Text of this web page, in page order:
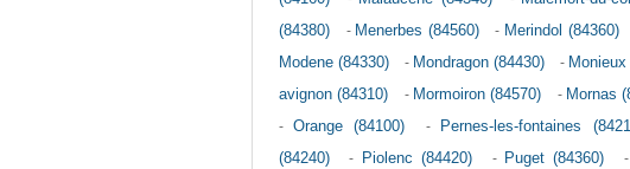
(84380)
- Menerbes (84560) - Merindol (84360)
Modene (84330)
- Mondragon (84430) -
avignon (84310)
- Mormoiron (84570) - Mornas
-Orange (84100) - Pernes-les-fontaines
(84240)
- Piolenc (84420) - Puget (84360) -